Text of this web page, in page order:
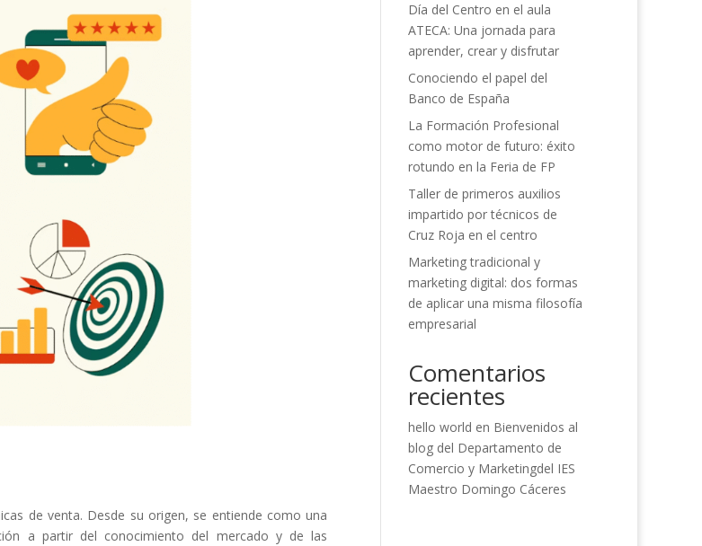
de venta. Desde su origen, se entiende como una
a partir del conocimiento del mercado y de las
Día del Centro en el aula
ATECA: Una jornada para
aprender, crear y disfrutar
Conociendo el papel del
Banco de España
La Formación Profesional
como motor de futuro: éxito
rotundo en la Feria de FP
Taller de primeros auxilios
impartido por técnicos de
Cruz Roja en el centro
Marketing tradicional y
marketing digital: dos formas
de aplicar una misma filosofía
empresarial
Comentarios
recientes
hello world en Bienvenidos al
blog del Departamento de
Comercio y Marketingdel IES
Maestro Domingo Cáceres